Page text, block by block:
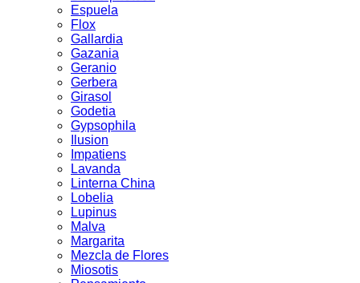
Espuela
Flox
Gallardia
Gazania
Geranio
Gerbera
Girasol
Godetia
Gypsophila
Ilusion
Impatiens
Lavanda
Linterna China
Lobelia
Lupinus
Malva
Margarita
Mezcla de Flores
Miosotis